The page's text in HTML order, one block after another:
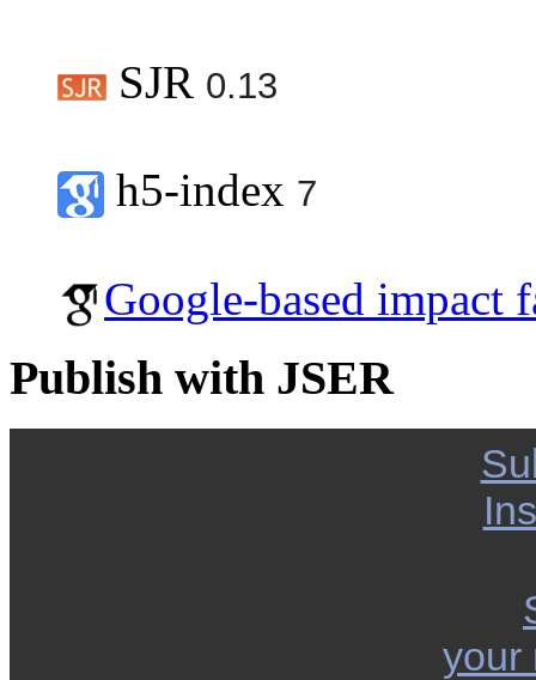
SJR 0.13
h5-index 7
Google-based impact
Publish with JSER
your